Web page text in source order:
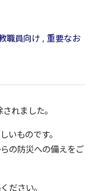
職員向け , 重要なお
れました。
いものです。
の防災への備えをご
ださい。